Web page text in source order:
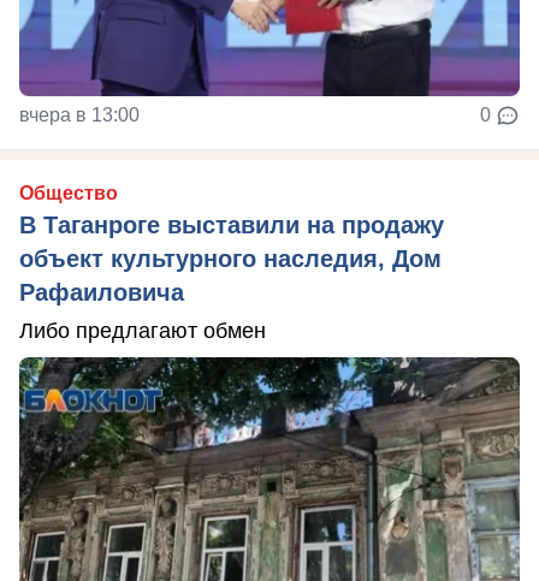
вчера в 13:00 0
Общество
В Таганроге выставили на продажу
объект культурного наследия, Дом
Рафаиловича
Либо предлагают обмен